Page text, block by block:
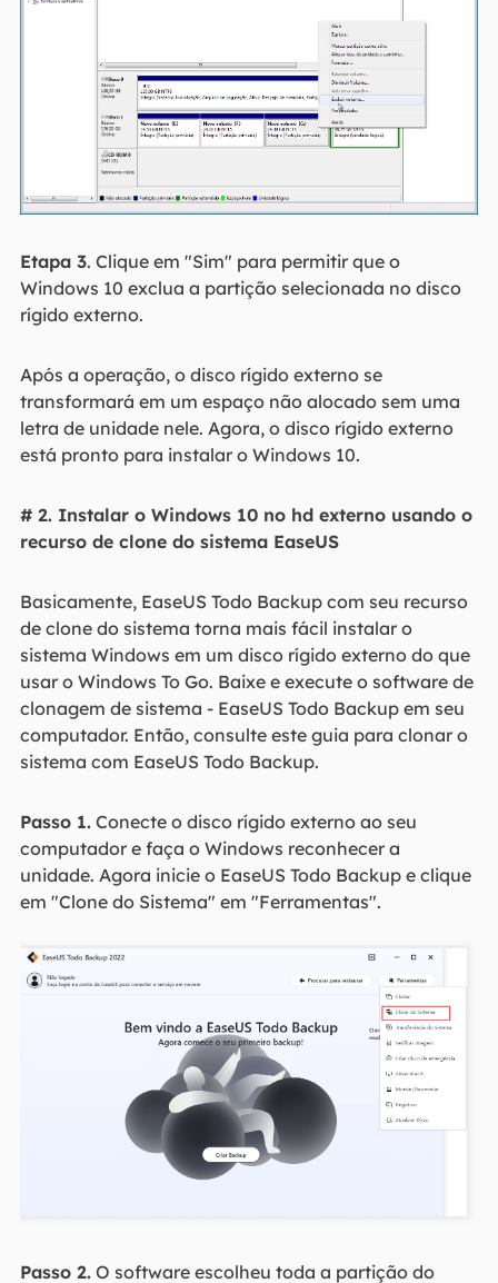
Etapa 3. Clique em "Sim" para permitir que o
Windows 10 exclua a partição selecionada no disco
rígido externo.
Após a operação, o disco rígido externo se
transformará em um espaço não alocado sem uma
letra de unidade nele. Agora, o disco rígido externo
está pronto para instalar o Windows 10.
# 2. Instalar o Windows 10 no hd externo usando o
recurso de clone do sistema EaseUS
Basicamente, EaseUS Todo Backup com seu recurso
de clone do sistema torna mais fácil instalar o
sistema Windows em um disco rígido externo do que
usar o Windows To Go. Baixe e execute o software de
clonagem de sistema - EaseUS Todo Backup em seu
computador. Então, consulte este guia para clonar o
sistema com EaseUS Todo Backup.
Passo 1.Conecte o disco rígido externo ao seu
computador e faça o Windows reconhecer a
unidade. Agora inicie o EaseUS Todo Backup e clique
em "Clone do Sistema" em "Ferramentas".
Passo 2.O software escolheu toda a partição do